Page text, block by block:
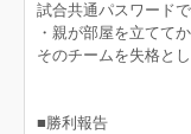
試合共通パスワード
・親が部屋を立てて
そのチームを失格とし
■勝利報告